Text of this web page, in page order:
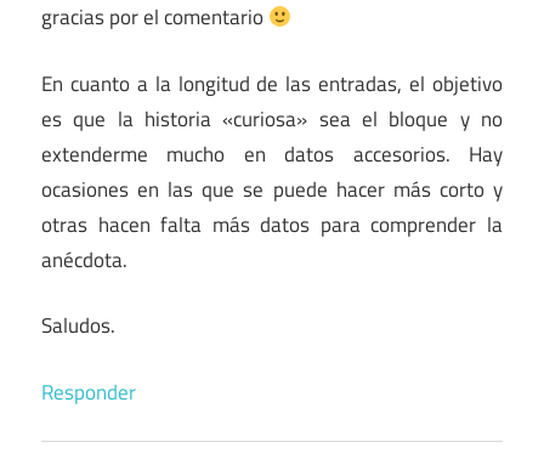
gracias por el comentario
En cuanto a la longitud de las entradas, el objetivo
es que la historia «curiosa» sea el bloque y no
extenderme mucho en datos accesorios. Hay
ocasiones en las que se puede hacer más corto y
otras hacen falta más datos para comprender la
anécdota.
Saludos.
Responder